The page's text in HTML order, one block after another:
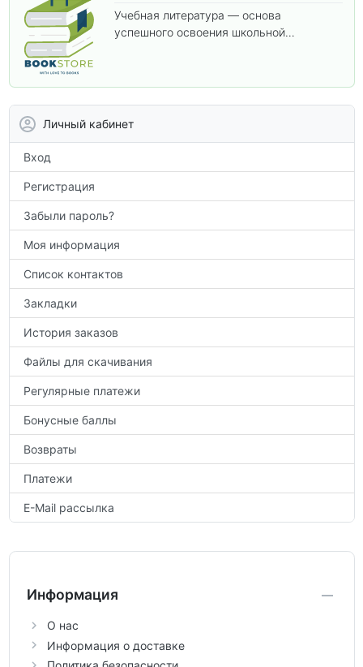
Учебная литература — основа
успешного освоения школьной
Личный кабинет
Вход
Регистрация
Забыли пароль?
Моя информация
Список контактов
Закладки
История заказов
Файлы для скачивания
Регулярные платежи
Бонусные баллы
Возвраты
Платежи
E-Mail рассылка
Информация
О нас
Информация о доставке